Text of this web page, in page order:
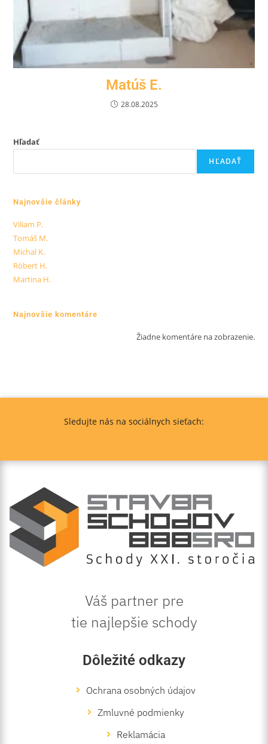
Matúš E.
28.08.2025
Hľadať
HĽADAŤ
Najnovšie články
Viliam P.
Tomáš M.
Michal K.
Róbert H.
Martina H.
Najnovšie komentáre
Žiadne komentáre na zobrazenie.
Sledujte nás na sociálnych sieťach:
Váš partner pre
tie najlepšie schody
Dôležité odkazy
Ochrana osobných údajov
Zmluvné podmienky
Reklamácia